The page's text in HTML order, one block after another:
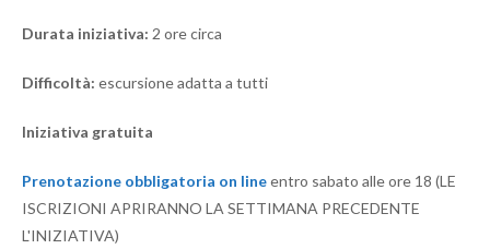
Durata iniziativa: 2 ore circa
Difficoltà: escursione adatta a tutti
Iniziativa gratuita
Prenotazione obbligatoria on lineentro sabato alle ore 18 (LE
ISCRIZIONI APRIRANNO LA SETTIMANA PRECEDENTE
L'INIZIATIVA)